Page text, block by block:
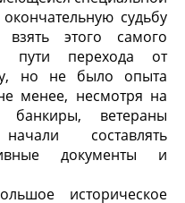
судьбу
этого самого
пути перехода от
но не было опыта
менее, несмотря на
банкиры, ветераны
составлять
документы и
историческое